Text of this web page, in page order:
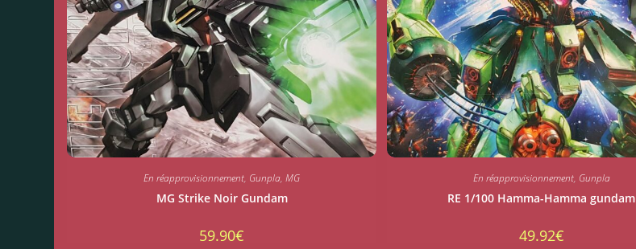
En réapprovisionnement, Gunpla,MG
MG Strike Noir Gundam
59.90€
En réapprovisionnement, Gunpla
RE 1/100 Hamma-Hamma gundam
49.92€